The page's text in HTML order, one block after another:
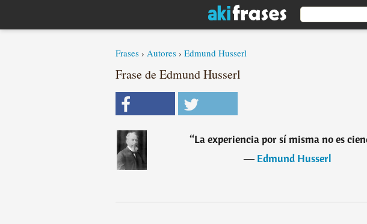
Frases › Autores › Edmund Husserl
Frase de Edmund Husserl
“La experiencia por sí misma no es
―Edmund Husserl